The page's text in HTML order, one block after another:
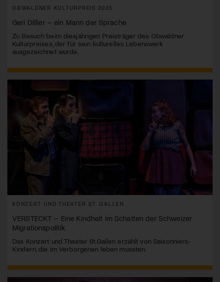
OBWALDNER KULTURPREIS 2025
Geri Dillier – ein Mann der Sprache
Zu Besuch beim diesjährigen Preisträger des Obwaldner
Kulturpreises, der für sein kulturelles Lebenswerk
ausgezeichnet wurde.
KONZERT UND THEATER ST. GALLEN
VERSTECKT – Eine Kindheit im Schatten der Schweizer
Migrationspolitik
Das Konzert und Theater St.Gallen erzählt von Saisonniers-
Kindern, die im Verborgenen leben mussten.